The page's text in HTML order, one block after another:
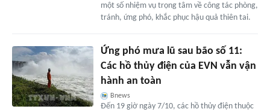
một số nhiệm vụ trọng tâm về công tác phòng,
tránh, ứng phó, khắc phục hậu quả thiên tai.
Ứng phó mưa lũ sau bão số 11:
Các hồ thủy điện của EVN vẫn vận
hành an toàn
Bnews
Đến 19 giờ ngày 7/10, các hồ thủy điện thuộc